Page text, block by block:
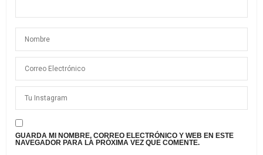
GUARDA MI NOMBRE, CORREO ELECTRÓNICO Y WEB EN ESTE
NAVEGADOR PARA LA PRÓXIMA VEZ QUE COMENTE.